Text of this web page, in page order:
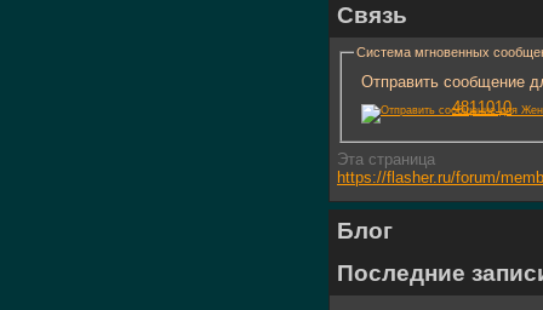
Связь
Система мгновенных
Отправить сообщение
4811010
Эта страница
https://flasher.ru/forum/
Блог
Последние